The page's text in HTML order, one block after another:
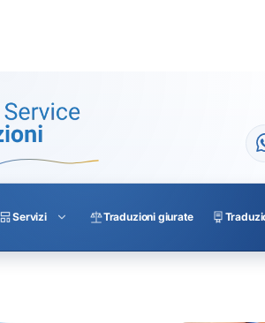
Servizi Traduzioni giurate